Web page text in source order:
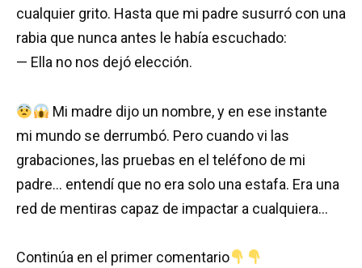
cualquier grito. Hasta que mi padre susurró con una
rabia que nunca antes le había escuchado:
— Ella no nos dejó elección.
Mi madre dijo un nombre, y en ese instante
mi mundo se derrumbó. Pero cuando vi las
grabaciones, las pruebas en el teléfono de mi
padre… entendí que no era solo una estafa. Era una
red de mentiras capaz de impactar a cualquiera…
Continúa en el primer comentario